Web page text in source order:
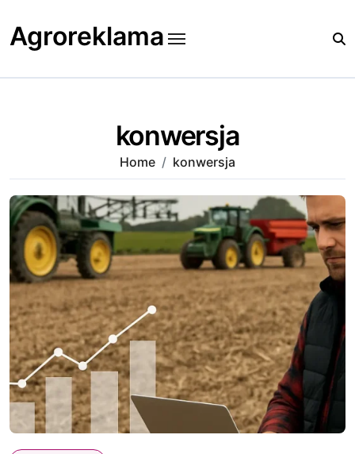
content
Agroreklama
konwersja
Home konwersja